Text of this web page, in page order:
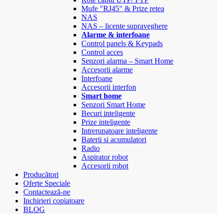
Mufe "RJ45" & Prize retea
NAS
NAS – licente supraveghere
Alarme & interfoane
Control panels & Keypads
Control acces
Senzori alarma – Smart Home
Accesorii alarme
Interfoane
Accesorii interfon
Smart home
Senzori Smart Home
Becuri inteligente
Prize inteligente
Intrerupatoare inteligente
Baterii si acumulatori
Radio
Aspirator robot
Accesorii robot
Producători
Oferte Speciale
Contactează-ne
Inchirieri copiatoare
BLOG